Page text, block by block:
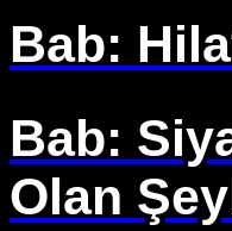
Bab:
Bab:
Olan